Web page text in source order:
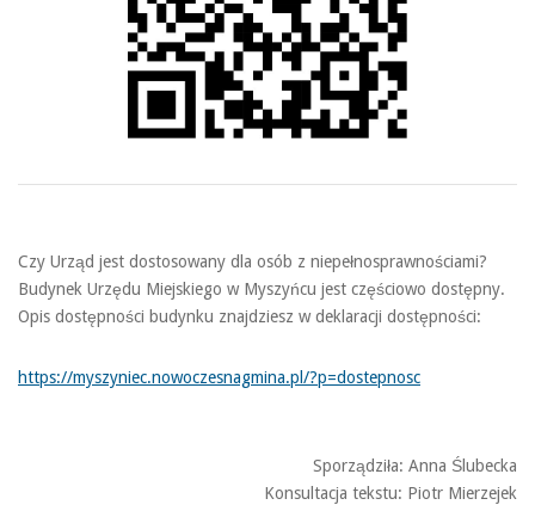
Czy Urząd jest dostosowany dla osób z niepełnosprawnościami?
Budynek Urzędu Miejskiego w Myszyńcu jest częściowo dostępny.
Opis dostępności budynku znajdziesz w deklaracji dostępności:
https://myszyniec.nowoczesnagmina.pl/?p=dostepnosc
Sporządziła: Anna Ślubecka
Konsultacja tekstu: Piotr Mierzejek